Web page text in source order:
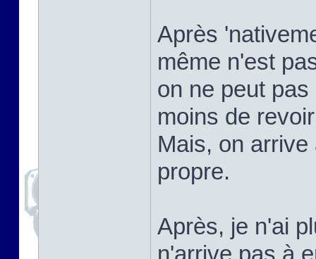
Après
même n'est
on ne peut
moins de
Mais, on
propre.
Après, je n'ai
n'arrive pas à